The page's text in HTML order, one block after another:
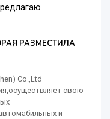
РАЗМЕСТИЛА
Co.,Ltd—
свою
и